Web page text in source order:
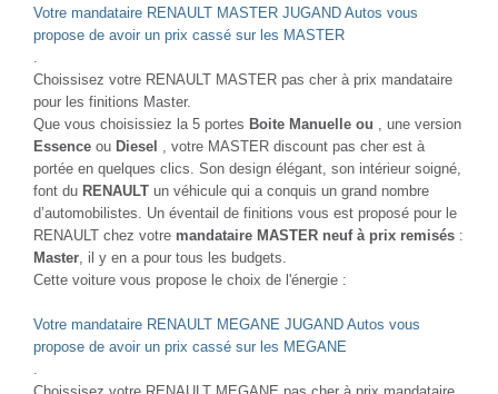
Votre mandataire RENAULT MASTER JUGAND Autos vous
propose de avoir un prix cassé sur les MASTER
Choissisez votre RENAULT MASTER pas cher à prix mandataire
pour les finitions Master.
Que vous choisissiez la 5 portes Boite Manuelle ou
, une version
Essence ou Diesel
, votre MASTER discount pas cher est à
portée en quelques clics. Son design élégant, son intérieur soigné,
font du RENAULT un véhicule qui a conquis un grand nombre
d’automobilistes. Un éventail de finitions vous est proposé pour le
RENAULT chez votre mandataire MASTER neuf à prix remisés :
Master , il y en a pour tous les budgets.
Cette voiture vous propose le choix de l'énergie :
Votre mandataire RENAULT MEGANE JUGAND Autos vous
propose de avoir un prix cassé sur les MEGANE